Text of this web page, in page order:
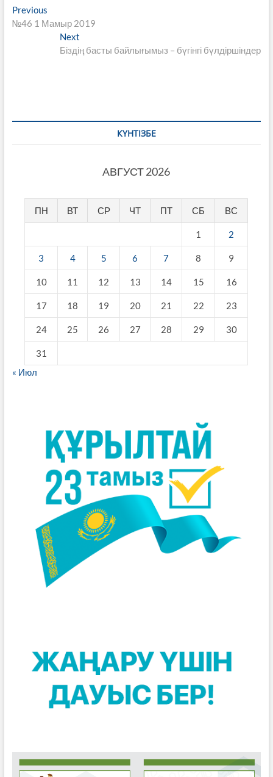
Навигация
по
записям
PreviousPrevious
post:
№46 1 Мамыр 2019
Next
post:
Біздің басты байлығымыз – бүгінгі бүлдіршіндер
КҮНТІЗБЕ
АВГУСТ 2026
ПН ВТ СР ЧТ ПТ СБ ВС
1 2
3 4 5 6 7 8 9
10 11 12 13 14 15 16
17 18 19 20 21 22 23
24 25 26 27 28 29 30
31
« Июл